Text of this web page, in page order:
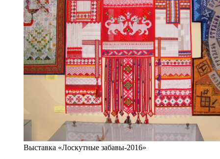
Выставка «Лоскутные забавы-2016»